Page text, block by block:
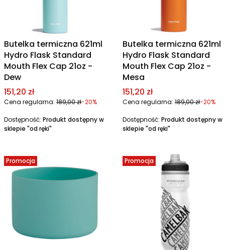
Butelka termiczna 621ml
Hydro Flask Standard
Mouth Flex Cap 21oz -
Dew
Cena promocyjna
151,20 zł
Cena regularna: 189,00 zł-20%
Dostępność: Produkt dostępny w
sklepie "od ręki"
Butelka termiczna 621ml
Hydro Flask Standard
Mouth Flex Cap 21oz -
Mesa
Cena promocyjna
151,20 zł
Cena regularna: 189,00 zł-20%
Dostępność: Produkt dostępny w
sklepie "od ręki"
Promocja Promocja